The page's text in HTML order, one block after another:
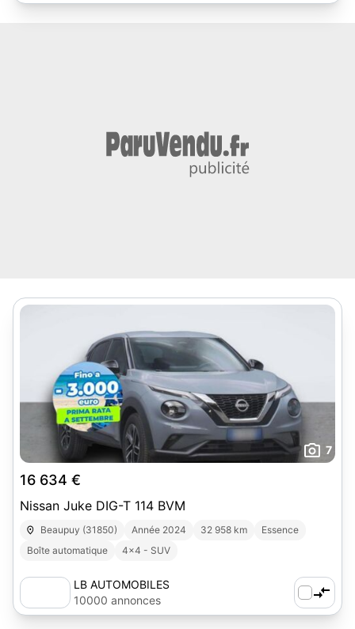
7
16 634 €
Nissan Juke DIG-T 114 BVM
Beaupuy (31850) Année 2024 32 958 km
Essence
Boîte automatique
4x4 - SUV
LB AUTOMOBILES
10000 annonces